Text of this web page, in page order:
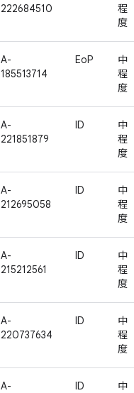
222684510
程
度
A-
185513714
EoP
中
程
度
A-
221851879
ID
中
程
度
A-
212695058
ID
中
程
度
A-
215212561
ID
中
程
度
A-
220737634
ID
中
程
度
A-
ID
中